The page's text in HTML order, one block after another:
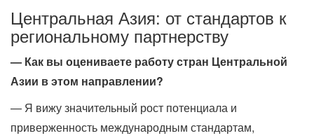
Центральная Азия: от стандартов к
региональному партнерству
— Как вы оцениваете работу стран Центральной
Азии в этом направлении?
— Я вижу значительный рост потенциала и
приверженность международным стандартам,